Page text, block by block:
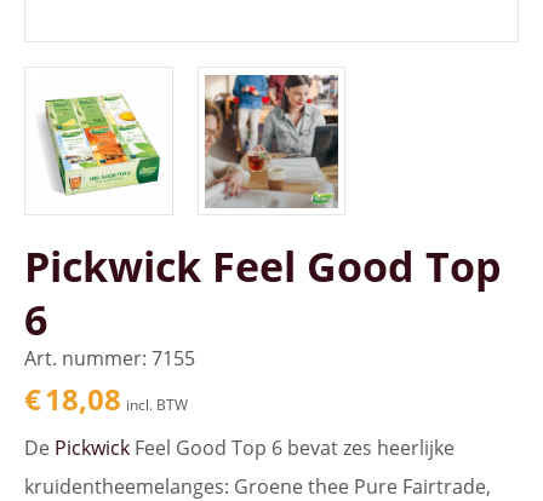
Pickwick Feel Good Top
6
Art. nummer: 7155
€18,08 incl. BTW
De Pickwick Feel Good Top 6 bevat zes heerlijke
kruidentheemelanges: Groene thee Pure Fairtrade,